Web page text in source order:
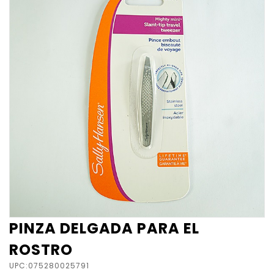
PINZA DELGADA PARA EL
ROSTRO
UPC:075280025791